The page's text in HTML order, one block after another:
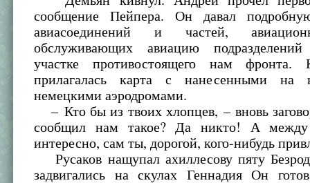
сообщение Пейпера. Он давал
авиасоединений и частей,
обслуживающих авиацию
участке противостоящего нам
прилагалась карта с нанесенными
немецкими аэродромами.
– Кто бы из твоих хлопцев, – вновь
сообщил нам такое? Да никто! А
интересно, сам ты, дорогой, кого-нибудь
Русаков нащупал ахиллесову пяту
задвигались на скулах Геннадия Он